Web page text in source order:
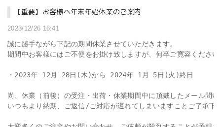
【重要】お客様へ年末年始休業のご案内
2023/12/26 16:41
誠に勝手ながら下記の期間休業させていただきます。
期間中お客様にはご不便をお掛け致しますが、何卒ご寛容くださ
・2023年 12月 28日(木)から 2024年 1月 5日(火)終日
尚、休業（前後）の受注・出荷・休業期間中に頂戴したメール問
いつもより納期、ご返信/ご対応が遅れてしまいますことご了承下